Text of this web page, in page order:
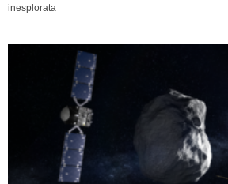
inesplorata